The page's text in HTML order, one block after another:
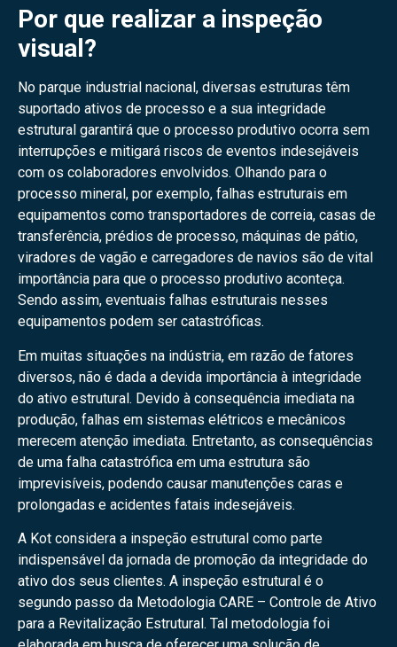
Por que realizar a inspeção
visual?
No parque industrial nacional, diversas estruturas têm
suportado ativos de processo e a sua integridade
estrutural garantirá que o processo produtivo ocorra sem
interrupções e mitigará riscos de eventos indesejáveis
com os colaboradores envolvidos. Olhando para o
processo mineral, por exemplo, falhas estruturais em
equipamentos como transportadores de correia, casas de
transferência, prédios de processo, máquinas de pátio,
viradores de vagão e carregadores de navios são de vital
importância para que o processo produtivo aconteça.
Sendo assim, eventuais falhas estruturais nesses
equipamentos podem ser catastróficas.
Em muitas situações na indústria, em razão de fatores
diversos, não é dada a devida importância à integridade
do ativo estrutural. Devido à consequência imediata na
produção, falhas em sistemas elétricos e mecânicos
merecem atenção imediata. Entretanto, as consequências
de uma falha catastrófica em uma estrutura são
imprevisíveis, podendo causar manutenções caras e
prolongadas e acidentes fatais indesejáveis.
A Kot considera a inspeção estrutural como parte
indispensável da jornada de promoção da integridade do
ativo dos seus clientes. A inspeção estrutural é o
segundo passo da Metodologia CARE – Controle de Ativo
para a Revitalização Estrutural. Tal metodologia foi